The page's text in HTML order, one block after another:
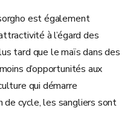
est également
à l’égard des
tard que le maïs dans des
d’opportunités aux
qui démarre
de cycle, les sangliers sont